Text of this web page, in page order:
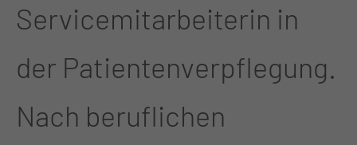
Servicemitarbeiterin in
der Patientenverpflegung.
Nach beruflichen